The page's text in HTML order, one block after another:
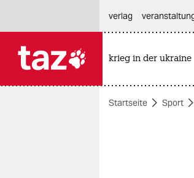
themen
verlag
krieg in der ukraine
Startseite Sport